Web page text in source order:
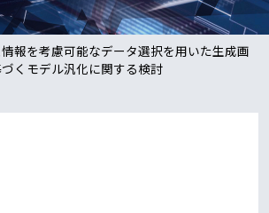
報を考慮可能なデータ選択を用いた生成画
くモデル汎化に関する検討